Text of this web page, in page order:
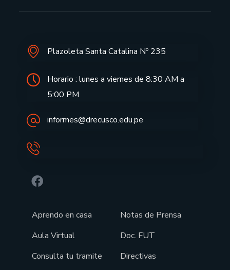
Plazoleta Santa Catalina Nº 235
Horario : lunes a viernes de 8:30 AM a
5:00 PM
informes@drecusco.edu.pe
Aprendo en casa
Aula Virtual
Consulta tu tramite
Notas de Prensa
Doc. FUT
Directivas